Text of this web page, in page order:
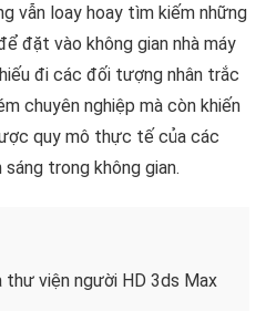
vẫn loay hoay tìm kiếm những
đặt vào không gian nhà máy
đi các đối tượng nhân trắc
chuyên nghiệp mà còn khiến
quy mô thực tế của các
trong không gian.
thư viện người HD 3ds Max